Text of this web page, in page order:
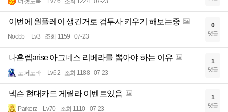
이번에 원플레이 생긴거로 검투사 키우기 해보는중
Noobb Lv.3 조회 1159 07-23
0
댓글
나혼렙arise 아그네스 리베라를 뽑아야 하는 이유
도퍼노바 Lv.62 조회 1188 07-23
1
댓글
넥슨 현대카드 게릴라 이벤트있음
Parkerz Lv.70 조회 1110 07-23
1
댓글